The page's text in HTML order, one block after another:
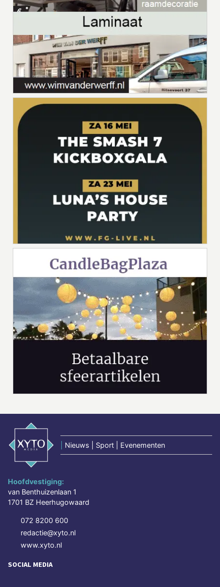
Nieuws | Sport | Evenementen
Hoofdvestiging:
van Benthuizenlaan 1
1701 BZ Heerhugowaard
072 8200 600
redactie@xyto.nl
www.xyto.nl
SOCIAL MEDIA